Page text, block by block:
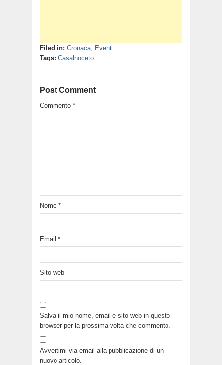
Filed in: Cronaca
Eventi
Tags: Casalnoceto
Post Comment
Commento *
Nome *
Email *
Sito web
Salva il mio nome, email e sito web in questo
browser per la prossima volta che commento.
Avvertimi via email alla pubblicazione di un
nuovo articolo.